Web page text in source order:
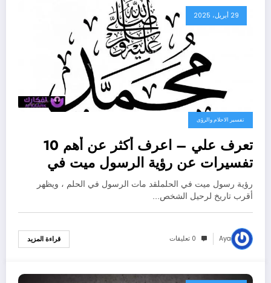
29 أبريل، 2025
تفسير الاحلام والرؤى
تعرف علي – اعرف أكثر عن أهم 10
تفسيرات عن رؤية الرسول ميت في
المنام لابن سيرين – بالتفصيل
رؤية رسول ميت في الحلملقد مات الرسول في الحلم ، ويظهر
أقرب تاريخ لرحيل الشخص…
Aya 0 تعليقات قراءة المزيد